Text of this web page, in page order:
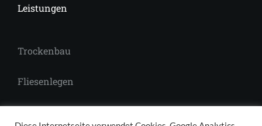
Leistungen
Trockenbau
Fliesenlegen